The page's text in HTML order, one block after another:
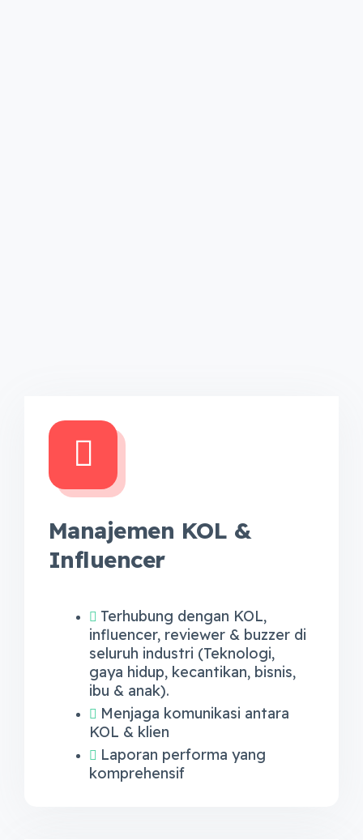
Manajemen KOL &
Influencer
Terhubung dengan KOL,
influencer, reviewer & buzzer di
seluruh industri (Teknologi,
gaya hidup, kecantikan, bisnis,
ibu & anak).
Menjaga komunikasi antara
KOL & klien
Laporan performa yang
komprehensif